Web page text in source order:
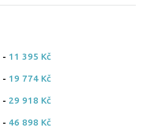
- 11 395 Kč
- 19 774 Kč
- 29 918 Kč
- 46 898 Kč